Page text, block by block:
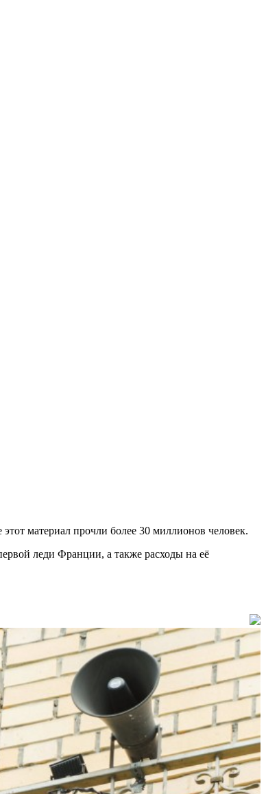
материал прочли более 30 миллионов человек.
леди Франции, а также расходы на её